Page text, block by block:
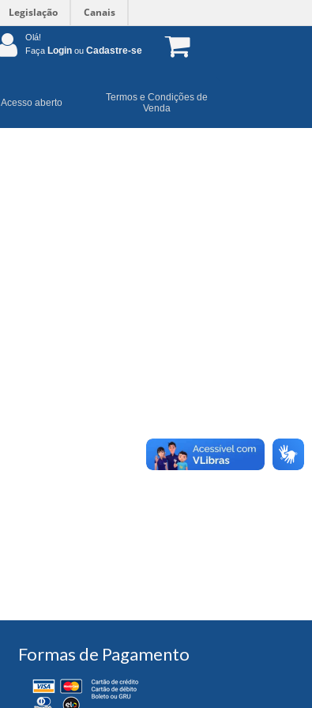
Legislação Canais
Olá!
Faça Login ou Cadastre-se
Acesso aberto
Termos e Condições de
Venda
Formas de Pagamento